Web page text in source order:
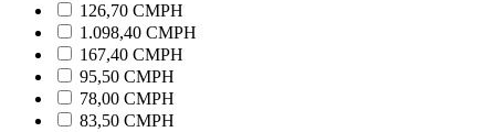
126,70 CMPH
1.098,40 CMPH
167,40 CMPH
95,50 CMPH
78,00 CMPH
83,50 CMPH